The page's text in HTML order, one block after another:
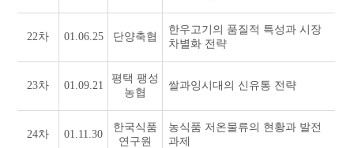
22차 01.06.25 단양축협
한우고기의 품질적 특성과 시장
차별화 전략
23차 01.09.21
평택 팽성
농협
쌀과잉시대의 신유통 전략
24차 01.11.30
한국식품
연구원
농식품 저온물류의 현황과 발전
과제